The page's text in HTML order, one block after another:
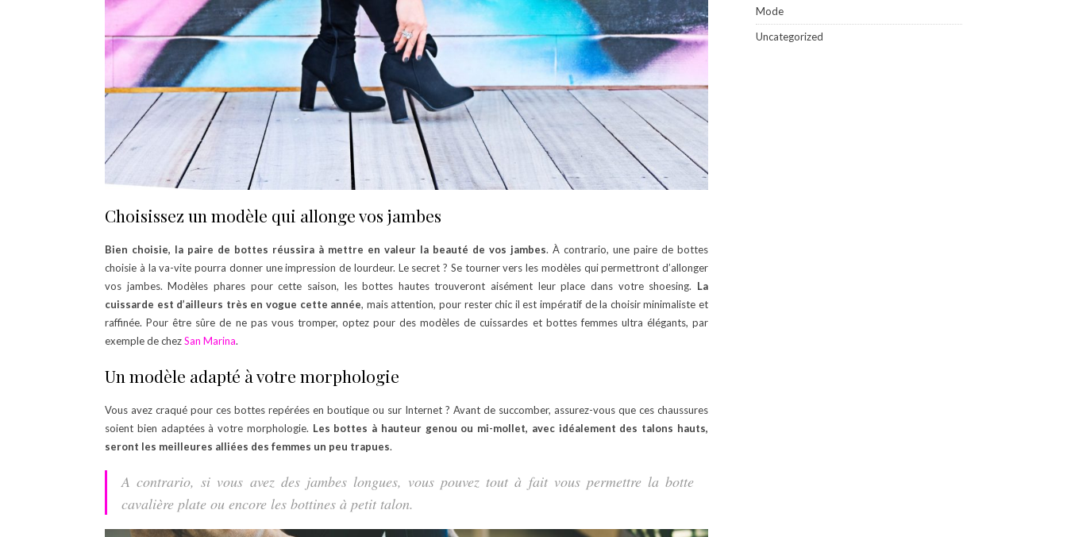
Choisissez un modèle qui allonge vos jambes
Bien choisie, la paire de bottes réussira à mettre en valeur la beauté de vos jambes. À contrario, une paire de bottes
choisie à la va-vite pourra donner une impression de lourdeur. Le secret ? Se tourner vers les modèles qui permettront d’allonger
vos jambes. Modèles phares pour cette saison, les bottes hautes trouveront aisément leur place dans votre shoesing. La
cuissarde est d’ailleurs très en vogue cette année, mais attention, pour rester chic il est impératif de la choisir minimaliste et
raffinée. Pour être sûre de ne pas vous tromper, optez pour des modèles de cuissardes et bottes femmes ultra élégants, par
exemple de chezSan Marina.
Un modèle adapté à votre morphologie
Vous avez craqué pour ces bottes repérées en boutique ou sur Internet ? Avant de succomber, assurez-vous que ces chaussures
soient bien adaptées à votre morphologie. Les bottes à hauteur genou ou mi-mollet, avec idéalement des talons hauts,
seront les meilleures alliées des femmes un peu trapues.
A contrario, si vous avez des jambes longues, vous pouvez tout à fait vous permettre la botte
cavalière plate ou encore les bottines à petit talon.
Mode
Uncategorized